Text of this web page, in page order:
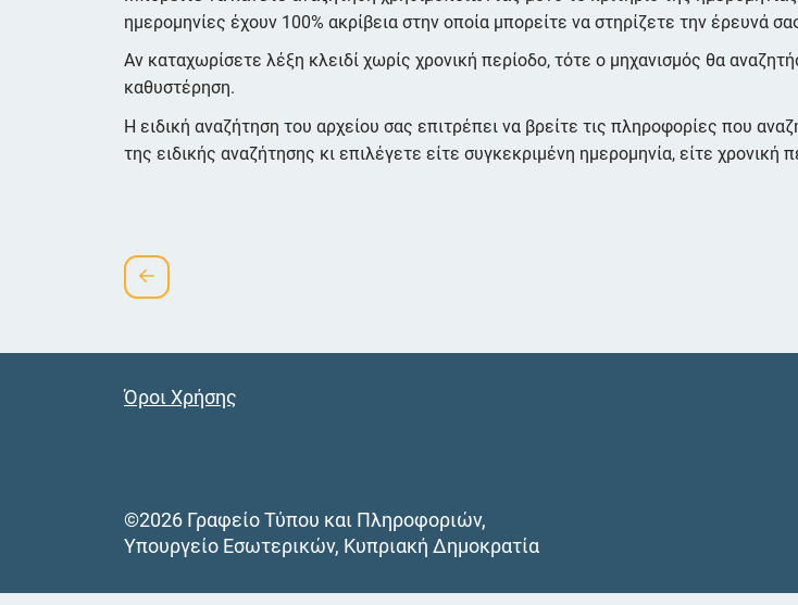
ημερομηνίες έχουν 100% ακρίβεια στην οποία μπορείτε να στηρίζετε την έρευνά
Αν καταχωρίσετε λέξη κλειδί χωρίς χρονική περίοδο, τότε ο μηχανισμός θα
καθυστέρηση.
Η ειδική αναζήτηση του αρχείου σας επιτρέπει να βρείτε τις πληροφορίες που
της ειδικής αναζήτησης κι επιλέγετε είτε συγκεκριμένη ημερομηνία, είτε χρονική
Όροι Χρήσης
©2026 Γραφείο Τύπου και Πληροφοριών,
Υπουργείο Εσωτερικών, Κυπριακή Δημοκρατία